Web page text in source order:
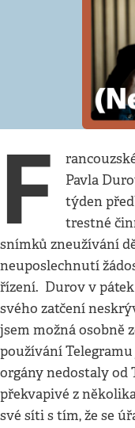
F
Pavla
týden
trestné
snímků zneužívání
neuposlechnutí
řízení. Durov v
svého zatčení
jsem možná osobně
používání
orgány nedostaly od
překvapivé z
své síti s tím, že se